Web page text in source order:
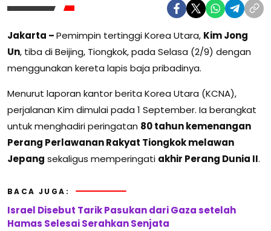
Jakarta –Pemimpin tertinggi Korea Utara, Kim Jong
Un, tiba di Beijing, Tiongkok, pada Selasa (2/9) dengan
menggunakan kereta lapis baja pribadinya.
Menurut laporan kantor berita Korea Utara (KCNA),
perjalanan Kim dimulai pada 1 September. Ia berangkat
untuk menghadiri peringatan 80 tahun kemenangan
Perang Perlawanan Rakyat Tiongkok melawan
Jepang sekaligus memperingati akhir Perang Dunia II.
BACA JUGA:
Israel Disebut Tarik Pasukan dari Gaza setelah
Hamas Selesai Serahkan Senjata